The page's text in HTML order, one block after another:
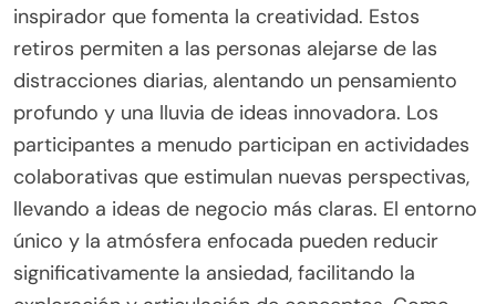
inspirador que fomenta la creatividad. Estos
retiros permiten a las personas alejarse de las
distracciones diarias, alentando un pensamiento
profundo y una lluvia de ideas innovadora. Los
participantes a menudo participan en actividades
colaborativas que estimulan nuevas perspectivas,
llevando a ideas de negocio más claras. El entorno
único y la atmósfera enfocada pueden reducir
significativamente la ansiedad, facilitando la